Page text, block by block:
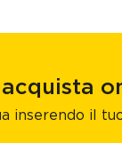
inserendo il